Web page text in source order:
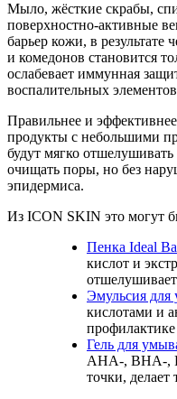
Мыло, жёсткие скрабы,
поверхностно-активные
барьер кожи, в результате
и комедонов становится
ослабевает иммунная
воспалительных
Правильнее и
продукты с небольшими
будут мягко
очищать поры, но без
эпидермиса.
Из ICON SKIN это могут
Пенка Ideal
кислот и
Эмульсия для
кислотами и
Гель для
AHA-, BHA-,
точки,